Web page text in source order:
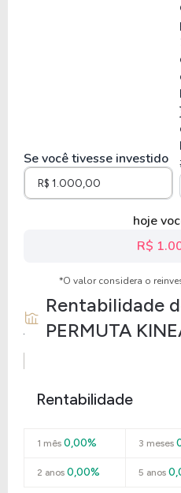
Se você tivesse investido
hoje
R$
*O valor considera o
Rentabilidade
PERMUTA
Rentabilidade
1 mês 0,00% 3 meses
2 anos 0,00% 5 anos